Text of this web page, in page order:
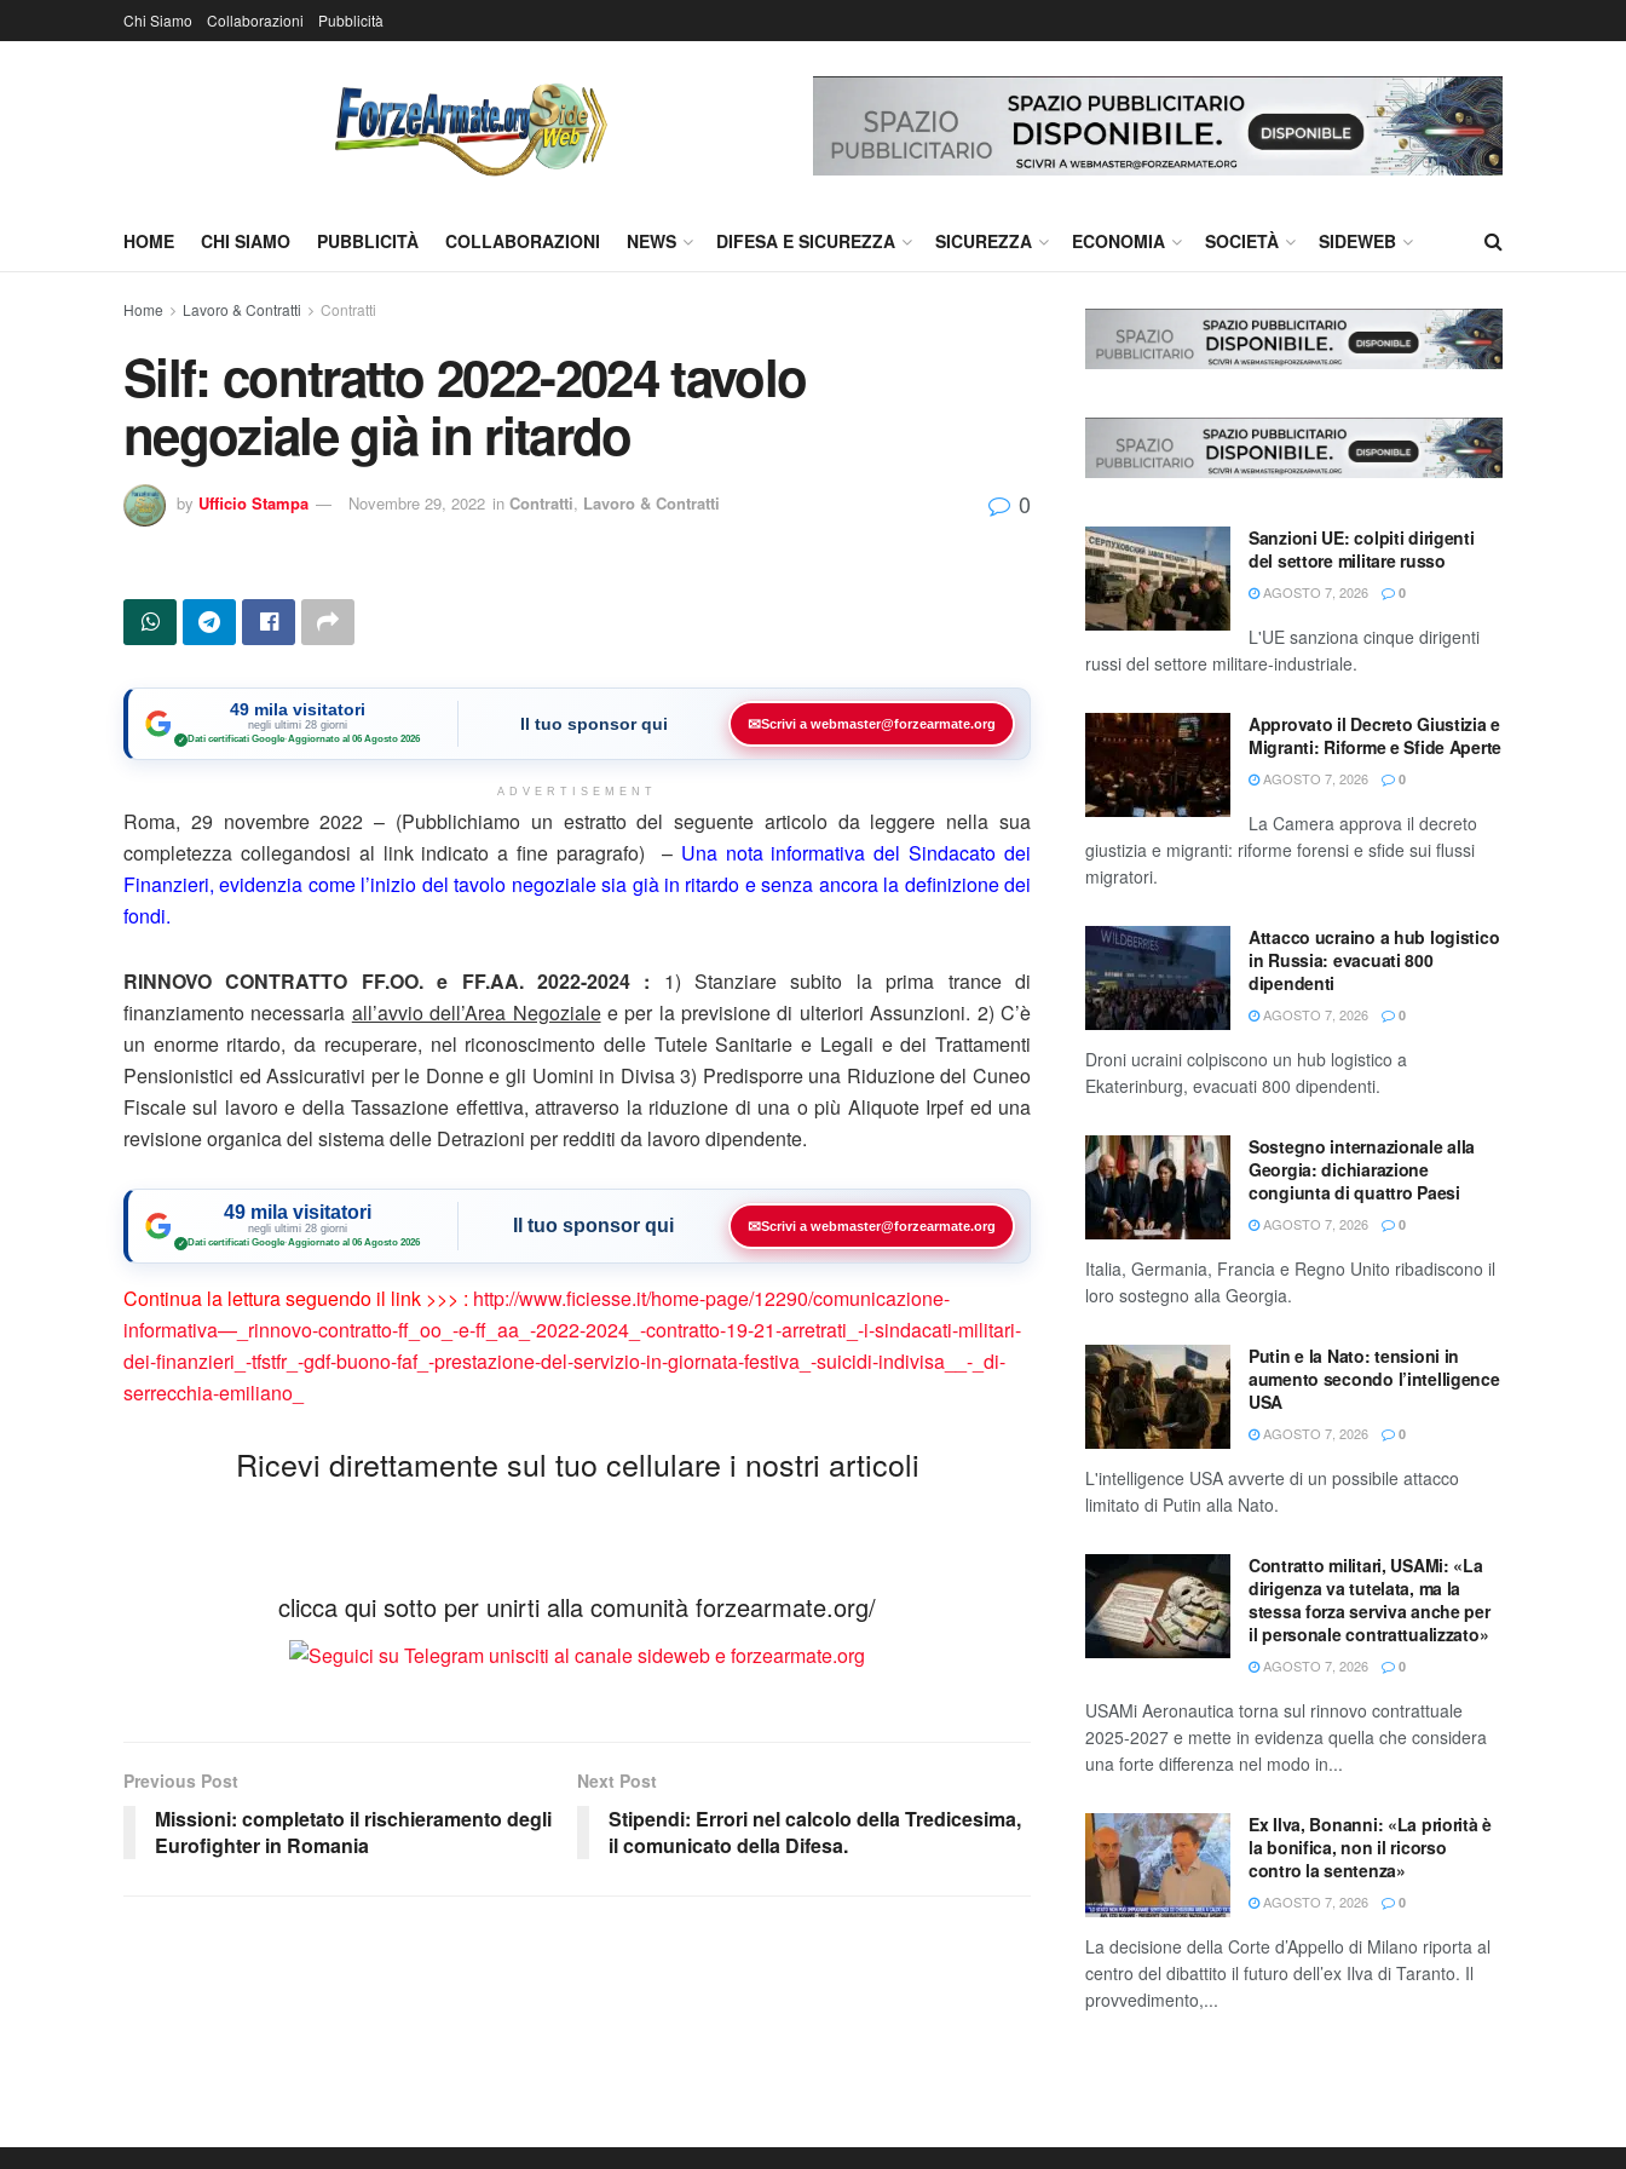
Chi Siamo Collaborazioni Pubblicità
HOME CHI SIAMO PUBBLICITÀ COLLABORAZIONI NEWS DIFESA E SICUREZZA SICUREZZA ECONOMIA SOCIETÀ SIDEWEB
Home Lavoro & Contratti Contratti
Silf: contratto 2022-2024 tavolo
negoziale già in ritardo
by Ufficio Stampa Novembre 29, 2022 in Contratti, Lavoro & Contratti 0
49 mila visitatori
negli ultimi 28 giorni
✓ Dati certificati Google·Aggiornato al 06 Agosto 2026
Il tuo sponsor qui ✉Scrivi a webmaster@forzearmate.org
ADVERTISEMENT
Roma, 29 novembre 2022 – (Pubblichiamo un estratto del seguente articolo da leggere nella sua
completezza collegandosi al link indicato a fine paragrafo) – Una nota informativa del Sindacato dei
Finanzieri, evidenzia come l’inizio del tavolo negoziale sia già in ritardo e senza ancora la definizione dei
fondi.
RINNOVO CONTRATTO FF.OO. e FF.AA. 2022-2024 : 1) Stanziare subito la prima trance di
finanziamento necessaria all’avvio dell’Area Negozialee per la previsione di ulteriori Assunzioni. 2) C’è
un enorme ritardo, da recuperare, nel riconoscimento delle Tutele Sanitarie e Legali e dei Trattamenti
Pensionistici ed Assicurativi per le Donne e gli Uomini in Divisa 3) Predisporre una Riduzione del Cuneo
Fiscale sul lavoro e della Tassazione effettiva, attraverso la riduzione di una o più Aliquote Irpef ed una
revisione organica del sistema delle Detrazioni per redditi da lavoro dipendente.
49 mila visitatori
negli ultimi 28 giorni
✓ Dati certificati Google·Aggiornato al 06 Agosto 2026
Il tuo sponsor qui ✉Scrivi a webmaster@forzearmate.org
Continua la lettura seguendo il link >>> : http://www.ficiesse.it/home-page/12290/comunicazione-
informativa—_rinnovo-contratto-ff_oo_-e-ff_aa_-2022-2024_-contratto-19-21-arretrati_-i-sindacati-militari-
dei-finanzieri_-tfstfr_-gdf-buono-faf_-prestazione-del-servizio-in-giornata-festiva_-suicidi-indivisa__-_di-
serrecchia-emiliano_
Ricevi direttamente sul tuo cellulare i nostri articoli
clicca qui sotto per unirti alla comunità forzearmate.org/
Previous Post
Missioni: completato il rischieramento degli
Eurofighter in Romania
Next Post
Stipendi: Errori nel calcolo della Tredicesima,
il comunicato della Difesa.
Sanzioni UE: colpiti dirigenti
del settore militare russo
AGOSTO 7, 2026 0
L'UE sanziona cinque dirigenti
russi del settore militare-industriale.
Approvato il Decreto Giustizia e
Migranti: Riforme e Sfide Aperte
AGOSTO 7, 2026 0
La Camera approva il decreto
giustizia e migranti: riforme forensi e sfide sui flussi
migratori.
Attacco ucraino a hub logistico
in Russia: evacuati 800
dipendenti
AGOSTO 7, 2026 0
Droni ucraini colpiscono un hub logistico a
Ekaterinburg, evacuati 800 dipendenti.
Sostegno internazionale alla
Georgia: dichiarazione
congiunta di quattro Paesi
AGOSTO 7, 2026 0
Italia, Germania, Francia e Regno Unito ribadiscono il
loro sostegno alla Georgia.
Putin e la Nato: tensioni in
aumento secondo l’intelligence
USA
AGOSTO 7, 2026 0
L'intelligence USA avverte di un possibile attacco
limitato di Putin alla Nato.
Contratto militari, USAMi: «La
dirigenza va tutelata, ma la
stessa forza serviva anche per
il personale contrattualizzato»
AGOSTO 7, 2026 0
USAMi Aeronautica torna sul rinnovo contrattuale
2025-2027 e mette in evidenza quella che considera
una forte differenza nel modo in...
Ex Ilva, Bonanni: «La priorità è
la bonifica, non il ricorso
contro la sentenza»
AGOSTO 7, 2026 0
La decisione della Corte d’Appello di Milano riporta al
centro del dibattito il futuro dell’ex Ilva di Taranto. Il
provvedimento,...